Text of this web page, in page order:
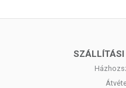
SZÁLLÍTÁSI